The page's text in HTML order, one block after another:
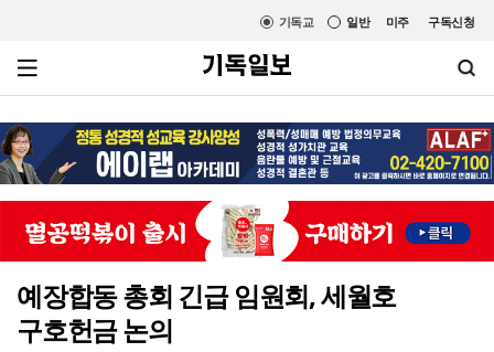
미주 구독신청
일반
기독교
예장합동 총회 긴급 임원회, 세월호
구호헌금 논의